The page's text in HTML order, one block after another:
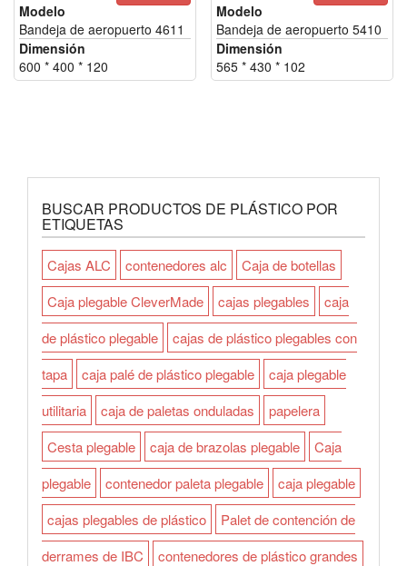
Modelo
Bandeja de aeropuerto 4611
Dimensión
600 * 400 * 120
Modelo
Bandeja de aeropuerto 5410
Dimensión
565 * 430 * 102
BUSCAR PRODUCTOS DE PLÁSTICO POR
ETIQUETAS
Cajas ALC contenedores alc
Caja de botellas
Caja plegable CleverMade
cajas plegables
caja
de plástico plegable
cajas de plástico plegables con
tapa
caja palé de plástico plegable
caja plegable
utilitaria
caja de paletas onduladas
papelera
Cesta plegable
caja de brazolas plegable
Caja
plegable
contenedor paleta plegable
caja plegable
cajas plegables de plástico
Palet de contención de
derrames de IBC
contenedores de plástico grandes